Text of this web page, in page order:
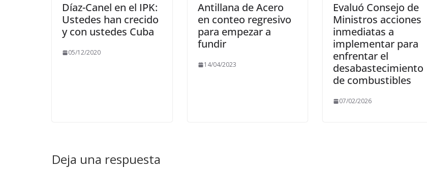
Díaz-Canel en el IPK:
Ustedes han crecido
y con ustedes Cuba
05/12/2020
Antillana de Acero
en conteo regresivo
para empezar a
fundir
14/04/2023
Evaluó Consejo de
Ministros acciones
inmediatas a
implementar para
enfrentar el
desabastecimiento
de combustibles
07/02/2026
Deja una respuesta